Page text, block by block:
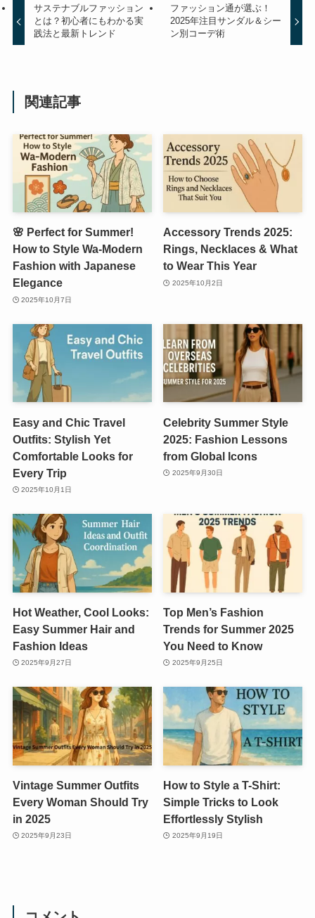
サステナブルファッション
とは？初心者にもわかる実
践法と最新トレンド
ファッション通が選ぶ！
2025年注目サンダル＆シー
ン別コーデ術
関連記事
🌸 Perfect for Summer!
How to Style Wa-Modern
Fashion with Japanese
Elegance
2025年10月7日
Accessory Trends 2025:
Rings, Necklaces & What
to Wear This Year
2025年10月2日
Easy and Chic Travel
Outfits: Stylish Yet
Comfortable Looks for
Every Trip
2025年10月1日
Celebrity Summer Style
2025: Fashion Lessons
from Global Icons
2025年9月30日
Hot Weather, Cool Looks:
Easy Summer Hair and
Fashion Ideas
2025年9月27日
Top Men’s Fashion
Trends for Summer 2025
You Need to Know
2025年9月25日
Vintage Summer Outfits
Every Woman Should Try
in 2025
2025年9月23日
How to Style a T-Shirt:
Simple Tricks to Look
Effortlessly Stylish
2025年9月19日